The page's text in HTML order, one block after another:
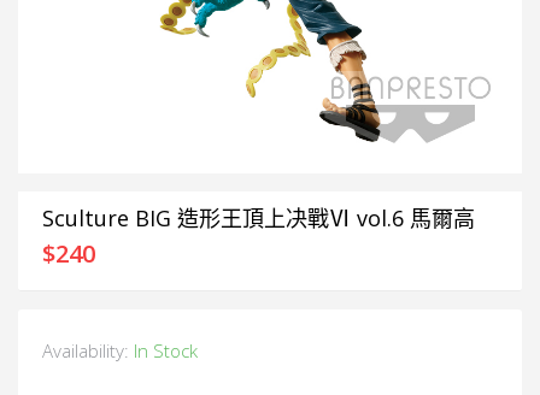
Sculture BIG 造形王頂上决戰Ⅵ vol.6 馬爾高
$240
Availability: In Stock